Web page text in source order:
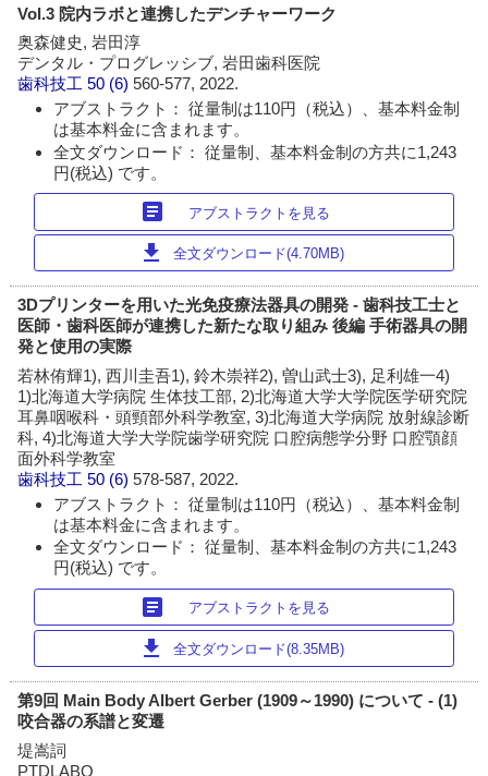
Vol.3 院内ラボと連携したデンチャーワーク
奥森健史, 岩田淳
デンタル・プログレッシブ, 岩田歯科医院
歯科技工 50 (6)560-577, 2022.
アブストラクト： 従量制は110円（税込）、基本料金制
は基本料金に含まれます。
全文ダウンロード： 従量制、基本料金制の方共に1,243
円(税込) です。
article アブストラクトを見る
download 全文ダウンロード(4.70MB)
3Dプリンターを用いた光免疫療法器具の開発 - 歯科技工士と
医師・歯科医師が連携した新たな取り組み 後編 手術器具の開
発と使用の実際
若林侑輝1), 西川圭吾1), 鈴木崇祥2), 曽山武士3), 足利雄一4)
1)北海道大学病院 生体技工部, 2)北海道大学大学院医学研究院
耳鼻咽喉科・頭頸部外科学教室, 3)北海道大学病院 放射線診断
科, 4)北海道大学大学院歯学研究院 口腔病態学分野 口腔顎顔
面外科学教室
歯科技工 50 (6)578-587, 2022.
アブストラクト： 従量制は110円（税込）、基本料金制
は基本料金に含まれます。
全文ダウンロード： 従量制、基本料金制の方共に1,243
円(税込) です。
article アブストラクトを見る
download 全文ダウンロード(8.35MB)
第9回 Main Body Albert Gerber (1909～1990) について - (1)
咬合器の系譜と変遷
堤嵩詞
PTDLABO